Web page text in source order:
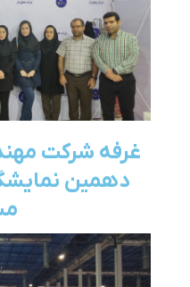
غرفه شرکت
دهمین